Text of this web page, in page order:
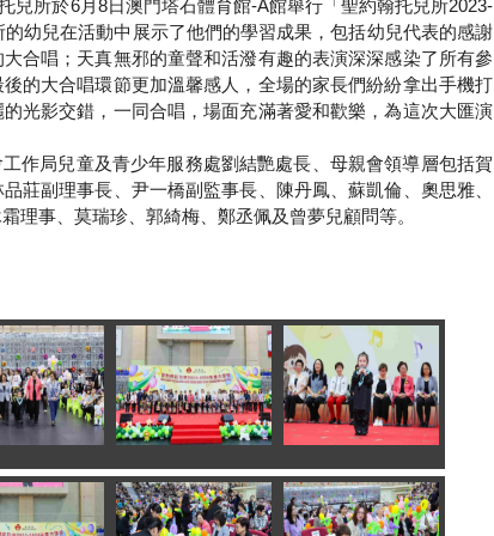
兒所於6月 8日澳門塔石體育館-A館舉行「聖約翰托兒所2023-
幼兒在活動中展示了他們的學習成果，包括幼兒代表的感謝
合唱；天真無邪的童聲和活潑有趣的表演深深感染了所有參
的大合唱環節更加溫馨感人，全場的家長們紛紛拿出手機打
光影交錯，一同合唱，場面充滿著愛和歡樂，為這次大匯演
作局兒童及青少年服務處劉結艷處長、母親會領導層包括賀
莊副理事長、尹一橋副監事長、陳丹鳳、蘇凱倫、奧思雅、
理事、莫瑞珍、郭綺梅、鄭丞佩及曾夢兒顧問等。